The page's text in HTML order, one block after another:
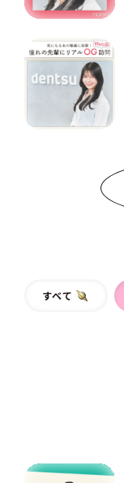
すべて